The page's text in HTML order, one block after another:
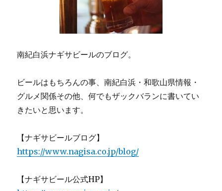
南紀白浜ナギサビールのブログ。
ビールはもちろんの事、南紀白浜・和歌山県情報・
グルメ関係その他、何でもザックバランに書いてい
きたいと思います。
【ナギサビールブログ】
https://www.nagisa.co.jp/blog/
【ナギサビール公式HP】